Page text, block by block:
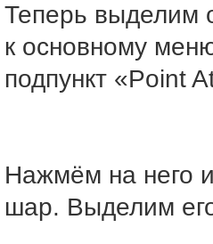
Теперь выделим
к основному
подпункт «Point
Нажмём на него
шар. Выделим